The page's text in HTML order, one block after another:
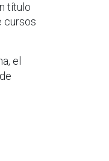
título
cursos
el